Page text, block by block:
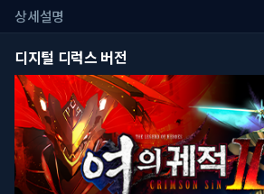
상세설명
디지털 디럭스 버전